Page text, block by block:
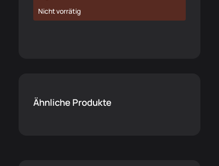
Nicht vorrätig
Ähnliche Produkte